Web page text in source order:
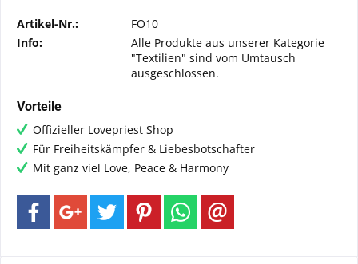
Artikel-Nr.:
FO10
Info:
Alle Produkte aus unserer Kategorie
"Textilien" sind vom Umtausch
ausgeschlossen.
Vorteile
Offizieller Lovepriest Shop
Für Freiheitskämpfer & Liebesbotschafter
Mit ganz viel Love, Peace & Harmony